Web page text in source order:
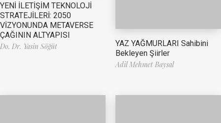
YENİ İLETİŞİM TEKNOLOJİ
STRATEJİLERİ: 2050
VİZYONUNDA METAVERSE
ÇAĞININ ALTYAPISI
Do. Dr. Yasin Söğüt
YAZ YAĞMURLARI Sahibini
Bekleyen Şiirler
Adil Mehmet Baysal